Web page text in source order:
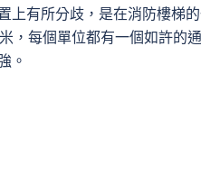
上有所分歧，是在消防樓梯
，每個單位都有一個如許的
。